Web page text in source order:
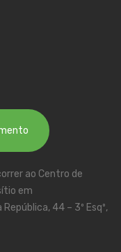
ao Centro de
em
44 – 3º Esqº,